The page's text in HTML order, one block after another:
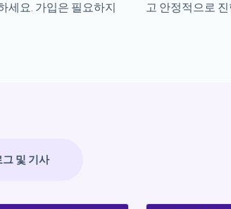
세요. 가입은 필요하지
고 안정적으로
및 기사